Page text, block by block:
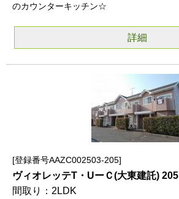
のカウンターキッチン☆
詳細
登録番号AAZC002503-205
ヴィオレッテT・UーＣ(大東建託) 205
2LDK